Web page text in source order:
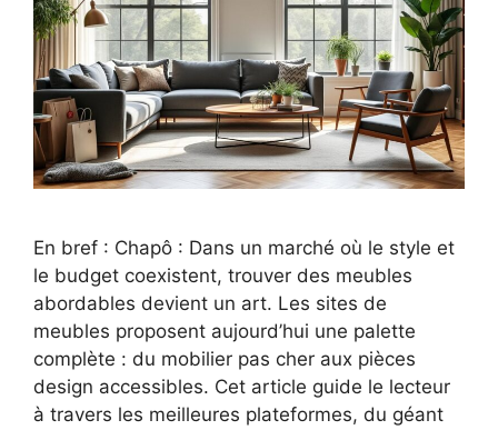
En bref : Chapô : Dans un marché où le style et
le budget coexistent, trouver des meubles
abordables devient un art. Les sites de
meubles proposent aujourd’hui une palette
complète : du mobilier pas cher aux pièces
design accessibles. Cet article guide le lecteur
à travers les meilleures plateformes, du géant